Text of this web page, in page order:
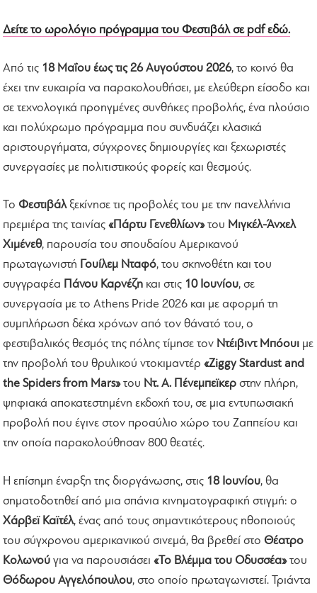
Δείτε το ωρολόγιο πρόγραμμα του Φεστιβάλ σε pdf εδώ.
Από τις 18 Μαΐου έως τις 26 Αυγούστου 2026, το κοινό θα
έχει την ευκαιρία να παρακολουθήσει, με ελεύθερη είσοδο και
σε τεχνολογικά προηγμένες συνθήκες προβολής, ένα πλούσιο
και πολύχρωμο πρόγραμμα που συνδυάζει κλασικά
αριστουργήματα, σύγχρονες δημιουργίες και ξεχωριστές
συνεργασίες με πολιτιστικούς φορείς και θεσμούς.
Το Φεστιβάλξεκίνησε τις προβολές του με την πανελλήνια
πρεμιέρα της ταινίας «Πάρτυ Γενεθλίων»του Μιγκέλ-Άνχελ
Χιμένεθ, παρουσία του σπουδαίου Αμερικανού
πρωταγωνιστή
Γουίλεμ Νταφό, του σκηνοθέτη και του
συγγραφέα
Πάνου Καρνέζη και στις 10 Ιουνίου, σε
συνεργασία με το Athens Pride 2026 και με αφορμή τη
συμπλήρωση δέκα χρόνων από τον θάνατό του, ο
φεστιβαλικός θεσμός της πόλης τίμησε τον Ντέιβιντ Μπόουι με
την προβολή του θρυλικού ντοκιμαντέρ«Ziggy Stardust and
the Spiders from Mars»του Ντ. Α. Πένεμπεϊκερ στην πλήρη,
ψηφιακά αποκατεστημένη εκδοχή του, σε μια εντυπωσιακή
προβολή που έγινε στον προαύλιο χώρο του Ζαππείου και
την οποία παρακολούθησαν 800 θεατές.
Η επίσημη έναρξη της διοργάνωσης, στις 18 Ιουνίου, θα
σηματοδοτηθεί από μια σπάνια κινηματογραφική στιγμή: ο
Χάρβεϊ Καϊτέλ, ένας από τους σημαντικότερους ηθοποιούς
του σύγχρονου αμερικανικού σινεμά, θα βρεθεί στο Θέατρο
Κολωνούγια να παρουσιάσει«Το Βλέμμα του Οδυσσέα»του
Θόδωρου Αγγελόπουλου, στο οποίο πρωταγωνιστεί. Τριάντα